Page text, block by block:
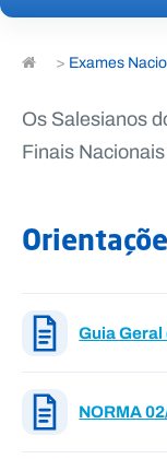
> Exames
Os Salesianos
Finais
Guia
NORMA